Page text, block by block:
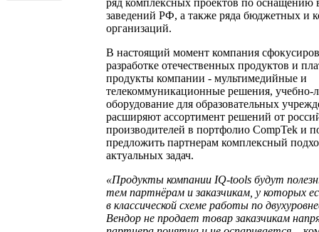
ряд комплексных проектов по оснащению
заведений РФ, а также ряда бюджетных и
организаций.
В настоящий момент компания
разработке отечественных продуктов и
продукты компании - мультимедийные и
телекоммуникационные решения, учебно-
оборудование для образовательных
расширяют ассортимент решений от
производителей в портфолио CompTek и
предложить партнерам комплексный
актуальных задач.
«Продукты компании IQ-tools будут
тем партнёрам и заказчикам, у которых
в классической схеме работы по
Вендор не продает товар заказчикам